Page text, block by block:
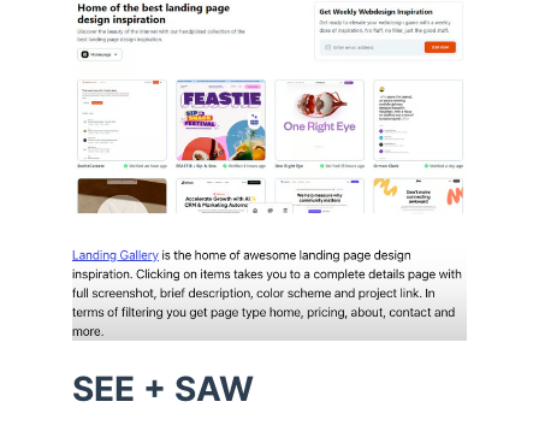
SEE + SAW